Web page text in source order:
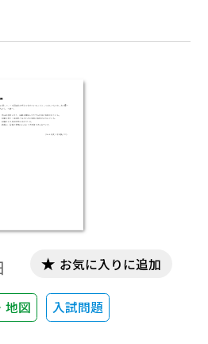
地図 入試問題
お気に入りに追加